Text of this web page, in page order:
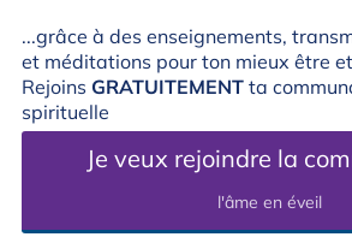
...grâce à des enseignements,
et méditations pour ton mieux être
Rejoins GRATUITEMENT ta
spirituelle
Je veux rejoindre la
l'âme en éveil